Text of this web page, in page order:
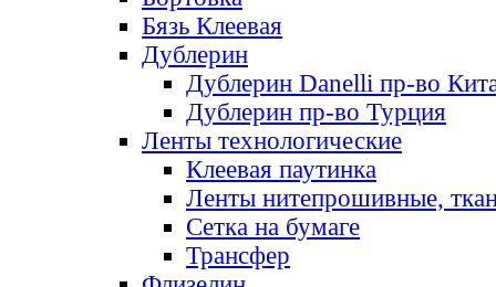
Бязь Клеевая
Дублерин
Дублерин Danelli пр-во
Дублерин пр-во Турция
Ленты технологические
Клеевая паутинка
Ленты нитепрошивные,
Сетка на бумаге
Трансфер